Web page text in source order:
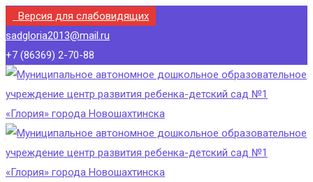
Версия для слабовидящих
sadgloria2013@mail.ru
+7 (86369) 2-70-88